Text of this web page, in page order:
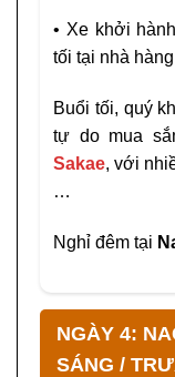
• Xe khởi
tối tại nhà
Buổi tối, quý
tự do mua
Sakae, với
…
Nghỉ đêm tại
NGÀY 4:
SÁNG /